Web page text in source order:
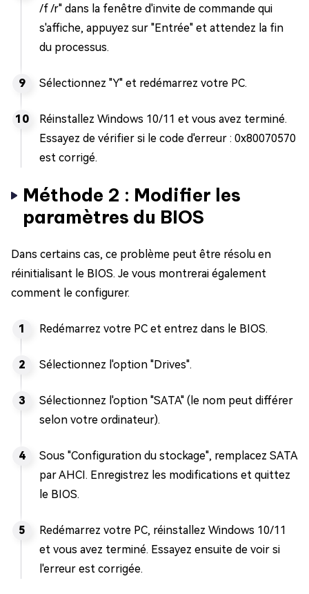
/f /r" dans la fenêtre d'invite de commande qui
s'affiche, appuyez sur "Entrée" et attendez la fin
du processus.
Sélectionnez "Y" et redémarrez votre PC.
Réinstallez Windows 10/11 et vous avez terminé.
Essayez de vérifier si le code d'erreur : 0x80070570
est corrigé.
Méthode 2 : Modifier les
paramètres du BIOS
Dans certains cas, ce problème peut être résolu en
réinitialisant le BIOS. Je vous montrerai également
comment le configurer.
Redémarrez votre PC et entrez dans le BIOS.
Sélectionnez l'option "Drives".
Sélectionnez l'option "SATA" (le nom peut différer
selon votre ordinateur).
Sous "Configuration du stockage", remplacez SATA
par AHCI. Enregistrez les modifications et quittez
le BIOS.
Redémarrez votre PC, réinstallez Windows 10/11
et vous avez terminé. Essayez ensuite de voir si
l'erreur est corrigée.